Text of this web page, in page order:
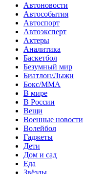
Автоновости
Автособытия
Автоспорт
Автоэксперт
Актеры
Аналитика
Баскетбол
Безумный мир
Биатлон/Лыжи
Бокс/MMA
В мире
В России
Вещи
Военные новости
Волейбол
Гаджеты
Дети
Дом и сад
Еда
Звёзды